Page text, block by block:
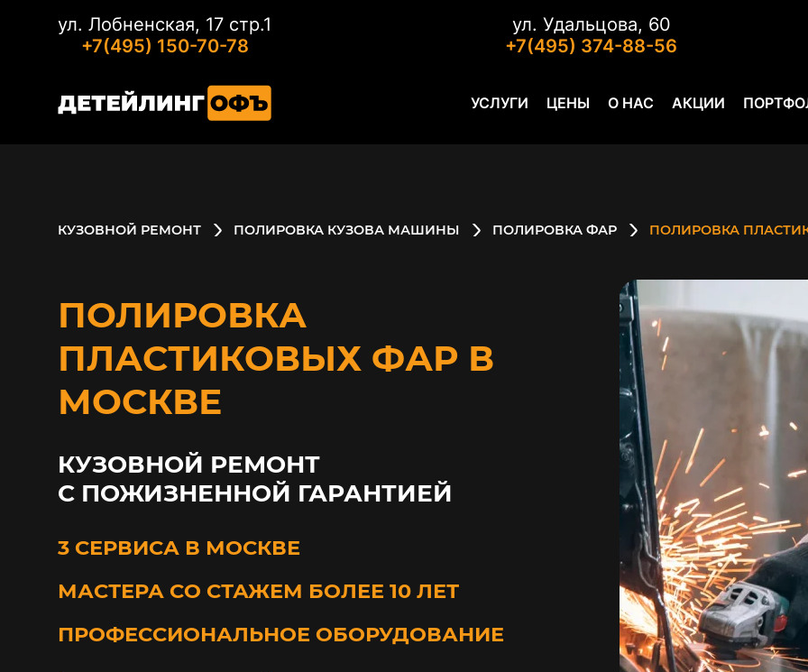
ул. Лобненская, 17 стр.1
+7(495) 150-70-78
ул. Удальцова, 60
+7(495) 374-88-56
УСЛУГИ ЦЕНЫ О НАС АКЦИИ
КУЗОВНОЙ РЕМОНТ ПОЛИРОВКА КУЗОВА МАШИНЫ ПОЛИРОВКА ФАР ПОЛИРОВКА
ПОЛИРОВКА
ПЛАСТИКОВЫХ ФАР В
МОСКВЕ
КУЗОВНОЙ РЕМОНТ
С ПОЖИЗНЕННОЙ ГАРАНТИЕЙ
3 СЕРВИСА В МОСКВЕ
МАСТЕРА СО СТАЖЕМ БОЛЕЕ 10 ЛЕТ
ПРОФЕССИОНАЛЬНОЕ ОБОРУДОВАНИЕ